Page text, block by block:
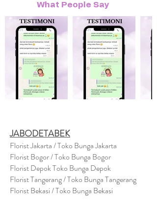
What People Say
JABODETABEK
Florist Jakarta / Toko Bunga Jakarta
Florist Bogor / Toko Bunga Bogor
Florist Depok Toko Bunga Depok
Florist Tangerang / Toko Bunga Tangerang
Florist Bekasi / Toko Bunga Bekasi